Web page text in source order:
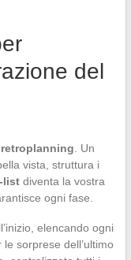
del
retroplanning . Un
vista, struttura i
listdiventa la vostra
ogni fase.
elencando ogni
sorprese dell’ultimo